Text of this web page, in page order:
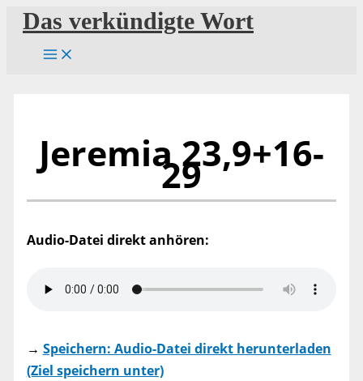
Zum
Inhalt
springen
Das verkündigte Wort
Jeremia 23,9+16-
29
Audio-Datei direkt anhören:
→ Speichern: Audio-Datei direkt herunterladen
(Ziel speichern unter)